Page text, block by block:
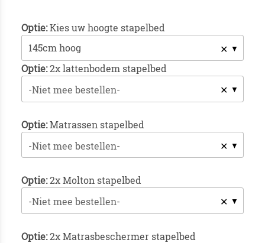
Optie:Kies uw hoogte stapelbed
✕
Optie:2x lattenbodem stapelbed
✕
-Niet mee bestellen-
Optie:Matrassen stapelbed
✕
-Niet mee bestellen-
Optie:2x Molton stapelbed
✕
-Niet mee bestellen-
Optie:2x Matrasbeschermer stapelbed